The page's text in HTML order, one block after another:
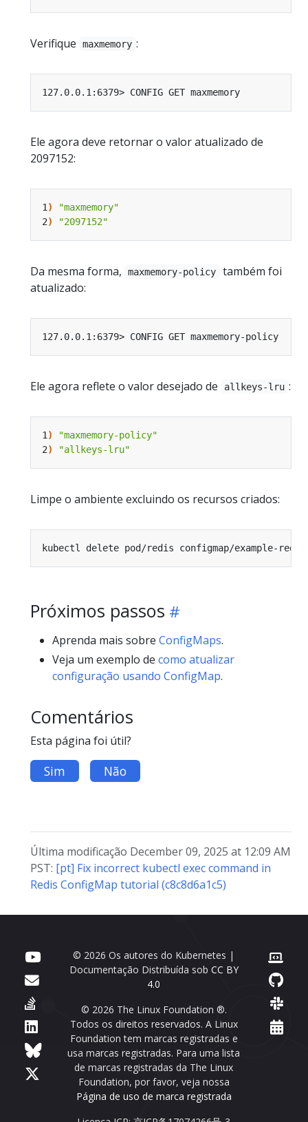
Verifique maxmemory :
Ele agora deve retornar o valor atualizado de
2097152:
1 )
"maxmemory"
2) "2097152"
Da mesma forma, maxmemory-policy
também foi
atualizado:
Ele agora reflete o valor desejado de allkeys-lru :
1 )
"maxmemory-policy"
2) "allkeys-lru"
Limpe o ambiente excluindo os recursos criados:
Próximos passos
Aprenda mais sobre ConfigMaps.
Veja um exemplo de como atualizar
configuração usando ConfigMap.
Comentários
Esta página foi útil?
Sim Não
Última modificação December 09, 2025 at 12:09 AM
PST: [pt] Fix incorrect kubectl exec command in
Redis ConfigMap tutorial (c8c8d6a1c5)
© 2026 Os autores do Kubernetes |
Documentação Distribuída sob CC BY
4.0
© 2026 The Linux Foundation ®.
Todos os direitos reservados. A Linux
Foundation tem marcas registradas e
usa marcas registradas. Para uma lista
de marcas registradas da The Linux
Foundation, por favor, veja nossa
Página de uso de marca registrada